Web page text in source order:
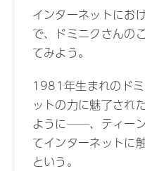
インターネットにお
で、ドミニクさんの
てみよう。
1981年生まれのド
ットの力に魅了され
ように──、ティー
てインターネットに
という。